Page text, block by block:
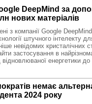
DeepMind за
нових матеріалів
з компанії Google
штучного інтелекту
невідомих кристалічних
застосування в
відновлюваної енергетики до
немає
2024 року